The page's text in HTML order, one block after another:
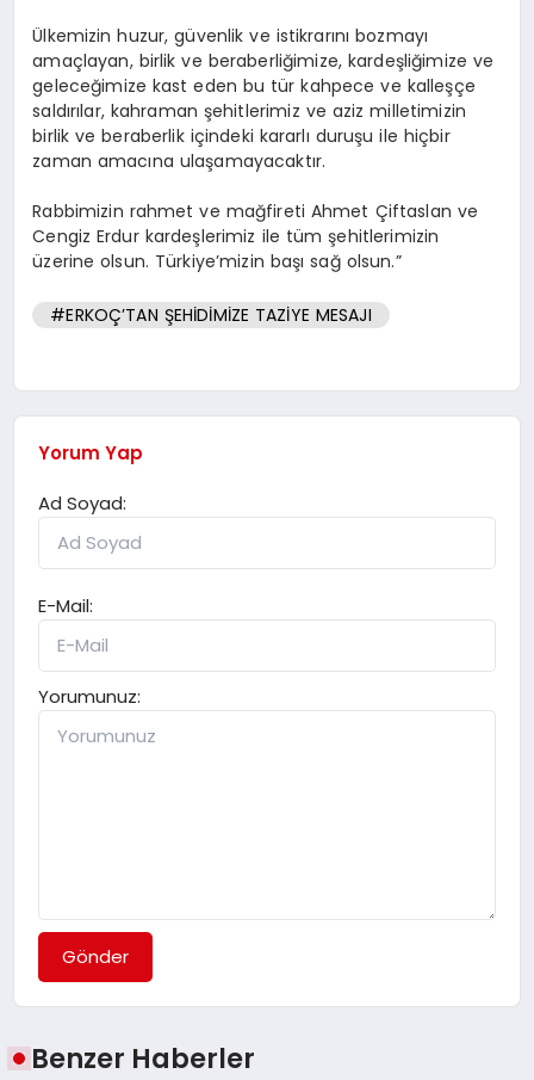
Ülkemizin huzur, güvenlik ve istikrarını bozmayı
amaçlayan, birlik ve beraberliğimize, kardeşliğimize ve
geleceğimize kast eden bu tür kahpece ve kalleşçe
saldırılar, kahraman şehitlerimiz ve aziz milletimizin
birlik ve beraberlik içindeki kararlı duruşu ile hiçbir
zaman amacına ulaşamayacaktır.
Rabbimizin rahmet ve mağfireti Ahmet Çiftaslan ve
Cengiz Erdur kardeşlerimiz ile tüm şehitlerimizin
üzerine olsun. Türkiye’mizin başı sağ olsun.”
#ERKOÇ’TAN ŞEHİDİMİZE TAZİYE MESAJI
Yorum Yap
Ad Soyad:
E-Mail:
Yorumunuz:
Gönder
Benzer Haberler